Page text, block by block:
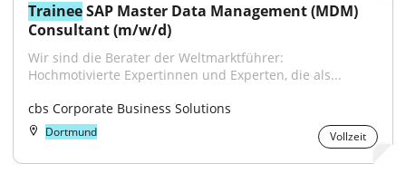
Trainee SAP Master Data Management (MDM)
Consultant (m/w/d)
Wir sind die Berater der Weltmarktführer:
Hochmotivierte Expertinnen und Experten, die als...
cbs Corporate Business Solutions
Dortmund Vollzeit